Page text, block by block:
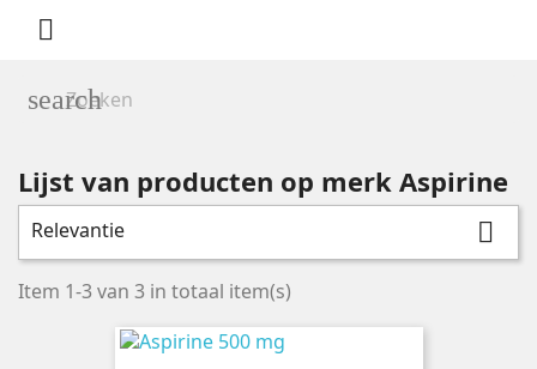

search
Ons assortiment
3
Indicaties
3
Lijst van producten op merk Aspirine
Relevantie 
Item 1-3 van 3 in totaal item(s)